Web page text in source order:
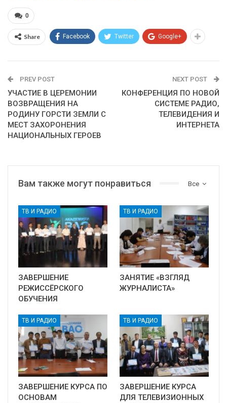
0
Share Facebook Twitter Google+
PREV POST
УЧАСТИЕ В ЦЕРЕМОНИИ
ВОЗВРАЩЕНИЯ НА
РОДИНУ ГОРСТИ ЗЕМЛИ С
МЕСТ ЗАХОРОНЕНИЯ
НАЦИОНАЛЬНЫХ ГЕРОЕВ
NEXT POST
КОНФЕРЕНЦИЯ ПО НОВОЙ
СИСТЕМЕ РАДИО,
ТЕЛЕВИДЕНИЯ И
ИНТЕРНЕТА
Все
Вам также могут понравиться
ТВ И РАДИО
ЗАВЕРШЕНИЕ
РЕЖИССЁРСКОГО
ОБУЧЕНИЯ
ТВ И РАДИО
ЗАНЯТИЕ «ВЗГЛЯД
ЖУРНАЛИСТА»
ТВ И РАДИО
ЗАВЕРШЕНИЕ КУРСА ПО
ОСНОВАМ
ТВ И РАДИО
ЗАВЕРШЕНИЕ КУРСА
ДЛЯ ТЕЛЕВИЗИОННЫХ